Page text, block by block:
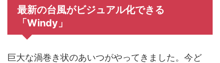
最新の台風がビジュアル化できる
「Windy」
巨大な渦巻き状のあいつがやってきました。今ど